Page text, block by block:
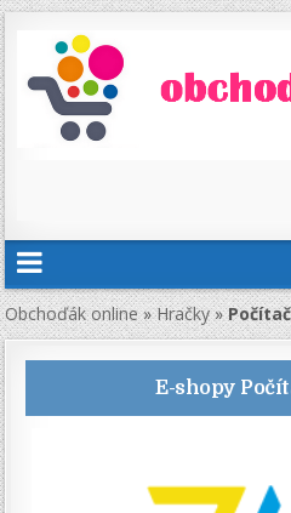
Obchoďák online»Hračky»
E-shopy